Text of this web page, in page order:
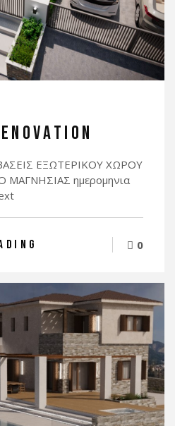
ΕΞΩΤΕΡΙΚΟΥ ΧΩΡΟΥ
ΜΑΓΝΗΣΙΑΣ ημερομηνια
0